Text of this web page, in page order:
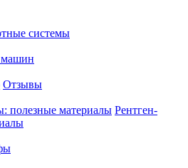
системы
машин
Отзывы
полезные материалы Рентген-